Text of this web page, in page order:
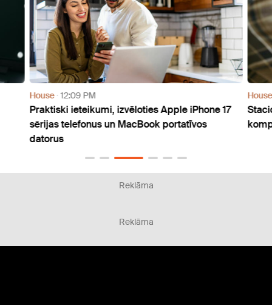
House 12:09 PM
Praktiski ieteikumi, izvēloties Apple iPhone 17
sērijas telefonus un MacBook portatīvos
datorus
House
Reklāma
Reklāma